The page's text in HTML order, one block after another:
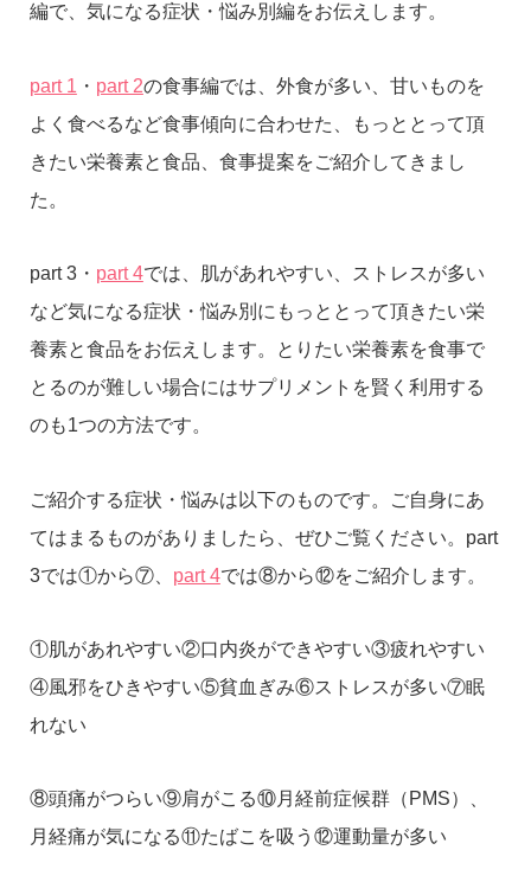
編で、気になる症状・悩み別編をお伝えします。
part 1 ・ part 2の食事編では、外食が多い、甘いものを
よく食べるなど食事傾向に合わせた、もっととって頂
きたい栄養素と食品、食事提案をご紹介してきまし
た。
part 3・ part 4では、肌があれやすい、ストレスが多い
など気になる症状・悩み別にもっととって頂きたい栄
養素と食品をお伝えします。とりたい栄養素を食事で
とるのが難しい場合にはサプリメントを賢く利用する
のも1つの方法です。
ご紹介する症状・悩みは以下のものです。ご自身にあ
てはまるものがありましたら、ぜひご覧ください。part
3では①から⑦、 part 4では⑧から⑫をご紹介します。
①肌があれやすい②口内炎ができやすい③疲れやすい
④風邪をひきやすい⑤貧血ぎみ⑥ストレスが多い⑦眠
れない
⑧頭痛がつらい⑨肩がこる⑩月経前症候群（PMS）、
月経痛が気になる⑪たばこを吸う⑫運動量が多い